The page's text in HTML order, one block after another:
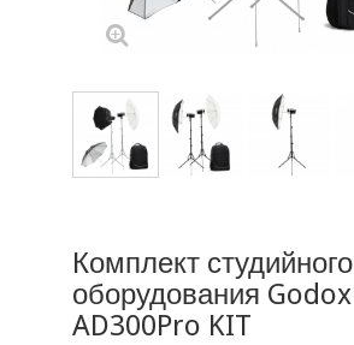
Комплект студийного
оборудования Godox
AD300Pro KIT